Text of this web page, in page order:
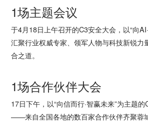
1场主题会议
于4月18日上午召开的C3安全大会，以“向
汇聚行业权威专家、领军人物与科技新锐力
合之道。
1场合作伙伴大会
17日下午，以“向信而行·智赢未来”为主题
——来自全国各地的数百家合作伙伴齐聚蓉